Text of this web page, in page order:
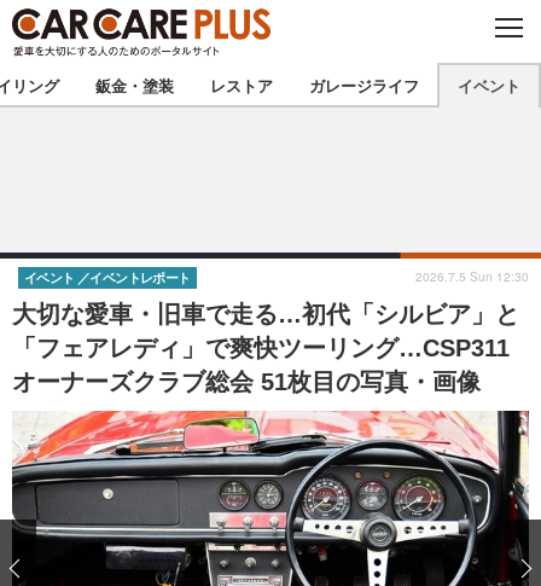
C
O
S
E
★カーケアプラス認定★ 厳選プロショップを地域から探す
甲信越 北陸
東海 関西
中国 四国
九州 沖縄
注目の記事
ショップレポート 愛車 File
ディテイリング
リング 鈑金・塗装 レストア ガレージライフ イベント
大切な愛車・旧車で走る…初代「シルビア」と
「フェアレディ」で爽快ツーリング…CSP311
オーナーズクラブ総会 51枚目の写真・画像
イベント イベントレポート 2026.7.5 Sun 12:30